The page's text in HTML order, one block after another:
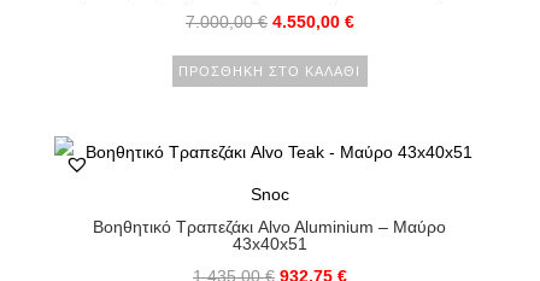
7.000,00€ 4.550,00 €
ΠΡΟΣΘΉΚΗ ΣΤΟ ΚΑΛΆΘΙ
Snoc
Βοηθητικό Τραπεζάκι Alvo Aluminium – Μαύρο
43x40x51
1.435,00€ 932,75 €